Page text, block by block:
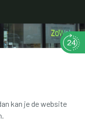
kan je de website